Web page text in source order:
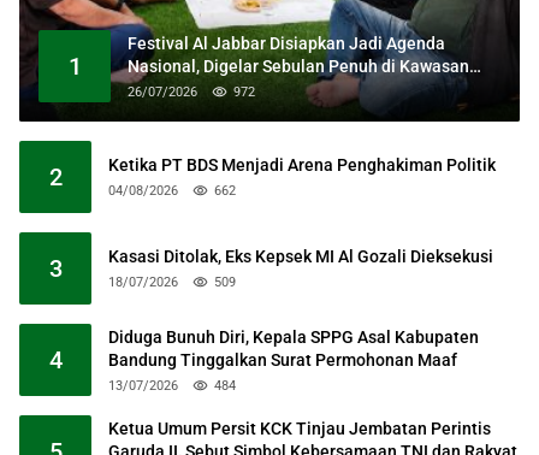
1
Festival Al Jabbar Disiapkan Jadi Agenda
Nasional, Digelar Sebulan Penuh di Kawasan
Masjid Raya Al Jabbar
26/07/2026 972
2 Ketika PT BDS Menjadi Arena Penghakiman Politik
04/08/2026 662
3 Kasasi Ditolak, Eks Kepsek MI Al Gozali Dieksekusi
18/07/2026 509
4
Diduga Bunuh Diri, Kepala SPPG Asal Kabupaten
Bandung Tinggalkan Surat Permohonan Maaf
13/07/2026 484
Ketua Umum Persit KCK Tinjau Jembatan Perintis
Garuda II, Sebut Simbol Kebersamaan TNI dan Rakyat